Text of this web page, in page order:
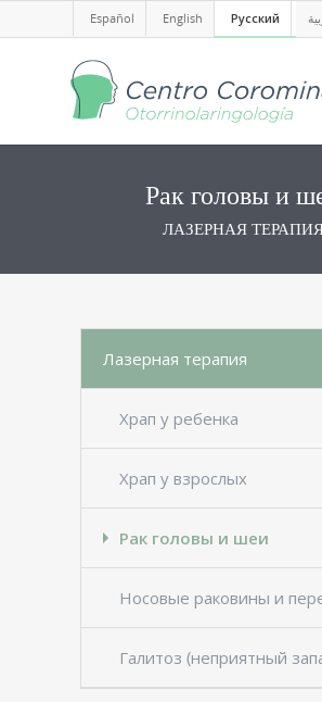
Español English Русский
Рак головы и
ЛАЗЕРНАЯ
Лазерная терапия
Храп у ребенка
Храп у взрослых
Рак головы и шеи
Носовые раковины и
Галитоз (неприятный